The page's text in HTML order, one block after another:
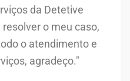
da Detetive
o meu caso,
o atendimento e
agradeço."